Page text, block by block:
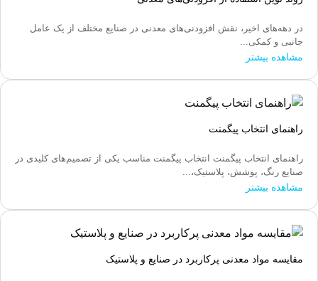
در دهه‌های اخیر، نقش افزودنی‌های معدنی در صنایع مختلف از یک عامل
جانبی و کمکی...
مشاهده بیشتر
راهنمای انتخاب پیگمنت
راهنمای انتخاب پیگمنت انتخاب پیگمنت مناسب یکی از تصمیم‌های کلیدی در
صنایع رنگ، پوشش، پلاستیک،...
مشاهده بیشتر
مقایسه مواد معدنی پرکاربرد در صنایع و پلاستیک